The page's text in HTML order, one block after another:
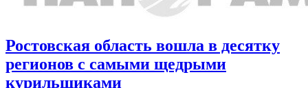
Ростовская область вошла в десятку
регионов с самыми щедрыми
курильщиками